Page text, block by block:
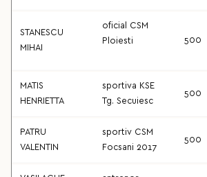
STANESCU
MIHAI
oficial CSM
Ploiesti
500
MATIS
HENRIETTA
sportiva KSE
Tg. Secuiesc
500
PATRU
VALENTIN
sportiv CSM
Focsani 2017
500